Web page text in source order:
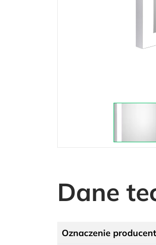
Dane
Oznaczenie